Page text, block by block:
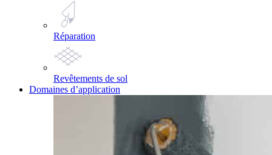
Réparation
Revêtements de sol
Domaines d’application